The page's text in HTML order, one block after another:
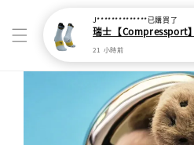
J**************已購買了
21 小時前